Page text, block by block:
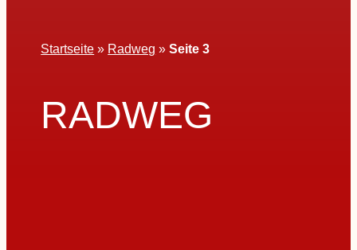
Startseite » Radweg »Seite 3
RADWEG